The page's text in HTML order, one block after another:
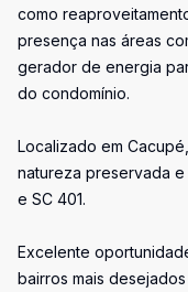
como
presença nas áreas
gerador de energia
do condomínio.
Localizado em
natureza preservada
e SC 401.
Excelente
bairros mais